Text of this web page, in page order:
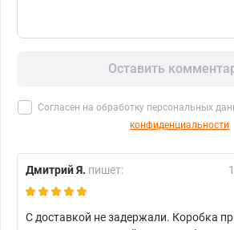
Оставить
Согласен на обработку персональных
конфиденциальности
Дмитрий Я. пишет:
С доставкой не задержали. Коробка